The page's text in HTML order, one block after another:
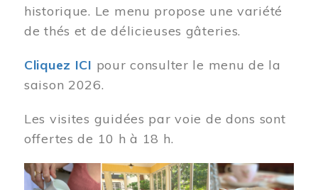
historique. Le menu propose une variété
de thés et de délicieuses gâteries.
Cliquez ICI pour consulter le menu de la
saison 2026.
Les visites guidées par voie de dons sont
offertes de 10 h à 18 h.
Image